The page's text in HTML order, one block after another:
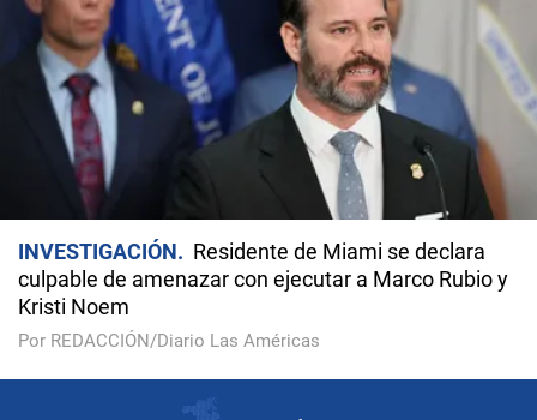
INVESTIGACIÓN
Residente de Miami se declara
culpable de amenazar con ejecutar a Marco Rubio y
Kristi Noem
Por REDACCIÓN/Diario Las Américas